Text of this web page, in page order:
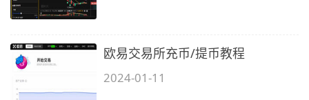
欧易交易所充币/提币教程
2024-01-11